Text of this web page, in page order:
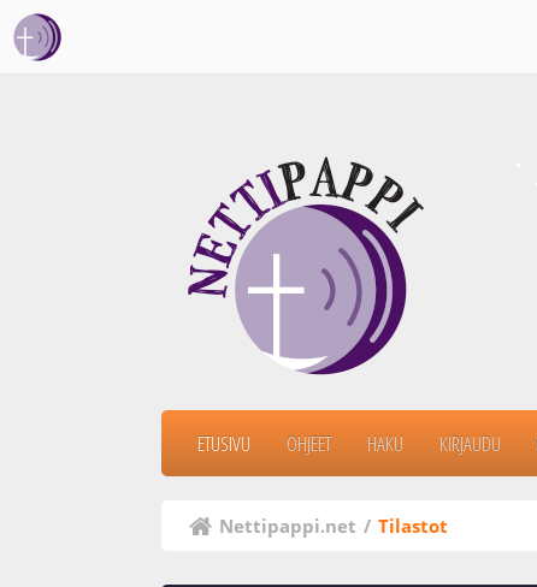
ETUSIVU OHJEET HAKU KIRJAUDU
Nettipappi.net / Tilastot